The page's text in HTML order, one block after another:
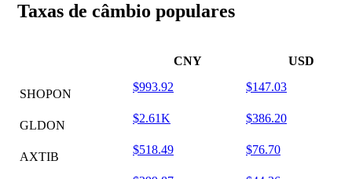
Taxas de câmbio populares
CNY USD
SHOPON
$993.92 $147.03
GLDON
$2.61K $386.20
AXTIB
$518.49 $76.70